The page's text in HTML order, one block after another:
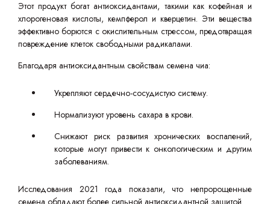
Этот продукт богат антиоксидантами, такими как кофейная и
хлорогеновая кислоты, кемпферол и кверцетин. Эти вещества
эффективно борются с окислительным стрессом, предотвращая
повреждение клеток свободными радикалами.
Благодаря антиоксидантным свойствам семена чиа:
Укрепляют сердечно-сосудистую систему.
Нормализуют уровень сахара в крови.
Снижают риск развития хронических воспалений,
которые могут привести к онкологическим и другим
заболеваниям.
Исследования 2021 года показали, что непророщенные
семена обладают более сильной антиоксидантной защитой.